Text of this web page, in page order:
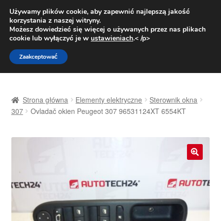
DOSTAWA od 31 zł
Pn.-pt. 9:00-16:00800 003 167
Przejdź
do
nawigacji
Przejdź
do
treści
Dostawa
Moje konto
O nas
Strona główna Elementy elektryczne
Sterownik okna
307
Ovladač okien Peugeot 307 96531124XT 6554KT
Używamy plików cookie, aby zapewnić najlepszą jakość
korzystania z naszej witryny.
Możesz dowiedzieć się więcej o używanych przez nas plikach
cookie lub wyłączyć je w ustawieniach.< /p>
Zaakceptować